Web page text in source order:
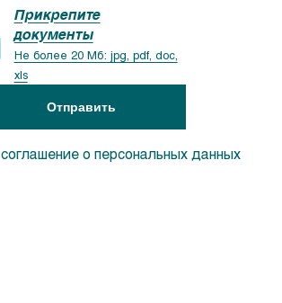
Прикрепите
документы
Не более 20 Мб: jpg, pdf, doc,
xls
Отправить
соглашение о персональных данных